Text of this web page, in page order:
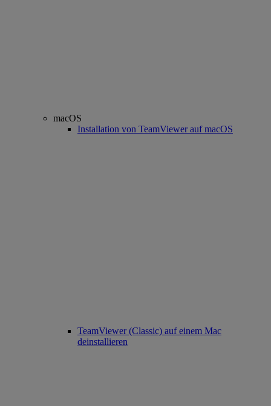
macOS
Installation von TeamViewer auf macOS
TeamViewer (Classic) auf einem Mac
deinstallieren